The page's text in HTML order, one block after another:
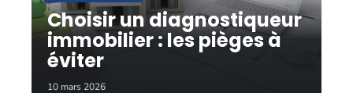
Choisir un diagnostiqueur
immobilier : les pièges à
éviter
10 mars 2026